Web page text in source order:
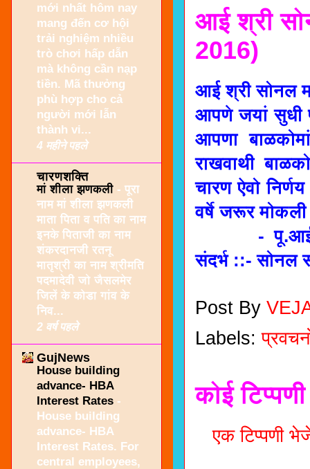
आई श्री
2016)
आई श्री सोनल
आपणे जयां सुधी
आपणा
राखवाथी
चारण ऐवो
वर्षे जरूर
- पू.आई
संदर्भ ::- सोनल
Post By
Labels:
कोई
एक टिप्पणी
mới nhất hôm nay
mang đến cơ hội
trải nghiệm nhiều
trò chơi hấp dẫn
mà không cần nạp
tiền. Mã thưởng
phù hợp cho cả
người mới lẫn
thành vi...
4 महीने पहले
चारणशक्ति
मां शीला झणकली - पूरा
नाम मां शीला झणकली
माता पिता व पति का नाम
इनके पिताजी का नाम
शंकरदानजी रतनू
मातृश्री का नाम श्रीमति
पदमादेवी जो जैसलमेर
जिलें के कोडा गांव के
निव...
2 वर्ष पहले
GujNews
House building
advance- HBA
Interest Rates -
House building
advance- HBA
Interest Rates. For
central employees,